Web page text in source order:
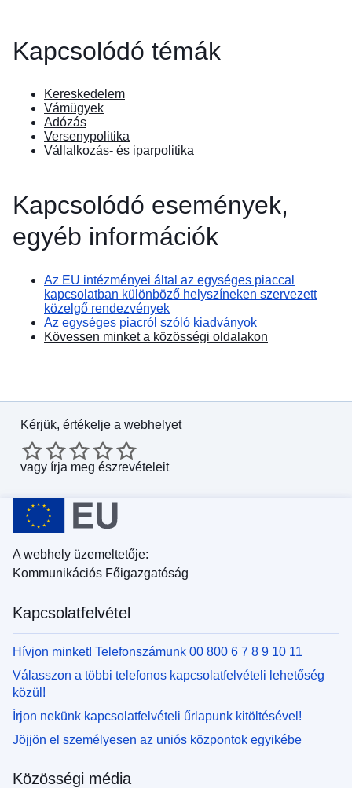
Kapcsolódó témák
Kereskedelem
Vámügyek
Adózás
Versenypolitika
Vállalkozás- és iparpolitika
Kapcsolódó események,
egyéb információk
Az EU intézményei által az egységes piaccal
kapcsolatban különböző helyszíneken szervezett
közelgő rendezvények
Az egységes piacról szóló kiadványok
Kövessen minket a közösségi oldalakon
Kérjük, értékelje a webhelyet
vagy írja meg észrevételeit
A webhely üzemeltetője:
Kommunikációs Főigazgatóság
Kapcsolatfelvétel
Hívjon minket! Telefonszámunk 00 800 6 7 8 9 10 11
Válasszon a többi telefonos kapcsolatfelvételi lehetőség
közül!
Írjon nekünk kapcsolatfelvételi űrlapunk kitöltésével!
Jöjjön el személyesen az uniós központok egyikébe
Közösségi média